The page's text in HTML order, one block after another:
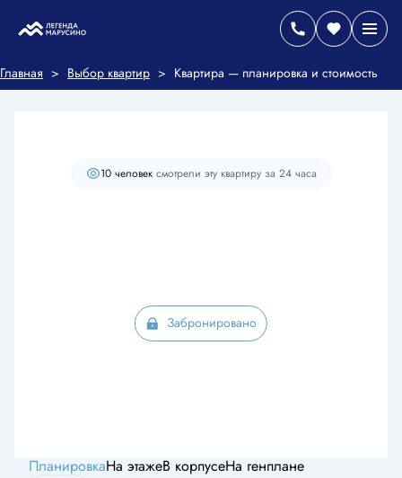
Главная > Выбор квартир > Квартира — планировка и стоимость
2-комнатная
10 человек смотрели эту квартиру за 24 часа
Забронировано
ПланировкаНа этажеВ корпусеНа генплане